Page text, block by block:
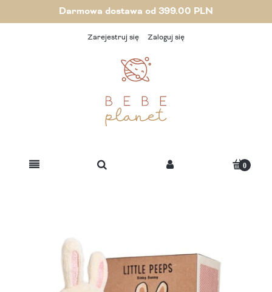
Darmowa dostawa od 399.00 PLN
Zarejestruj się Zaloguj się